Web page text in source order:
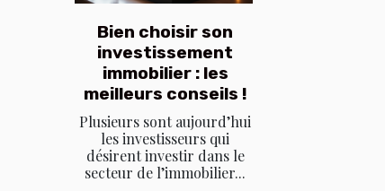
Bien choisir son
investissement
immobilier : les
meilleurs conseils !
Plusieurs sont aujourd’hui
les investisseurs qui
désirent investir dans le
secteur de l’immobilier...